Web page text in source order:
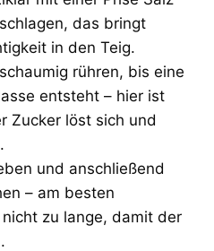
das bringt
in den Teig.
rühren, bis eine
entsteht – hier ist
Zucker löst sich und
und anschließend
– am besten
zu lange, damit der